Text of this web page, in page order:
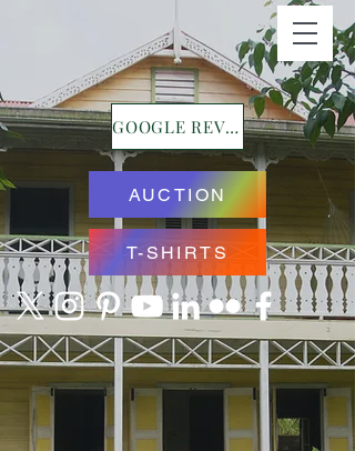
GOOGLE REVIEWS
AUCTION
T-SHIRTS